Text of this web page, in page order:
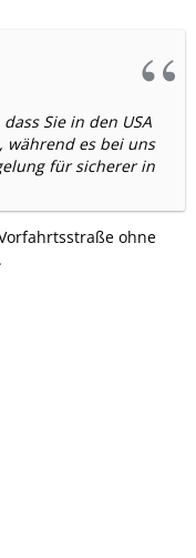
Sie in den USA
während es bei uns
für sicherer in
ohne